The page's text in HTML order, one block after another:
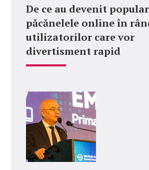
De ce au devenit
păcănelele online în
utilizatorilor care vor
divertisment rapid